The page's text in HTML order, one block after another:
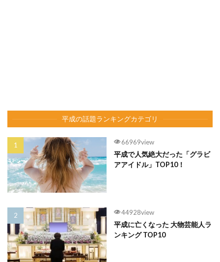
平成の話題ランキングカテゴリ
66969view
平成で人気絶大だった「グラビ
アアイドル」TOP10！
44928view
平成に亡くなった 大物芸能人ラ
ンキング TOP10